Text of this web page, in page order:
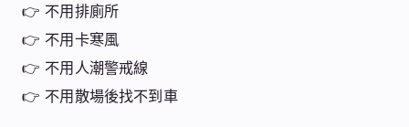
👉 不用排廁所
👉 不用卡寒風
👉 不用人潮警戒線
👉 不用散場後找不到車